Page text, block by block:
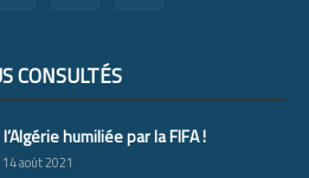
CONSULTÉS
humiliée par la FIFA !
14 août 2021